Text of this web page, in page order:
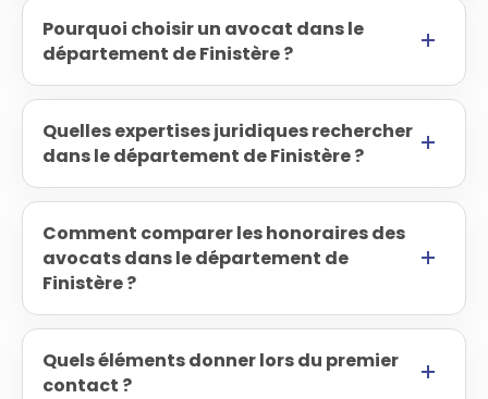
Pourquoi choisir un avocat dans le
département de Finistère ?
Quelles expertises juridiques rechercher
dans le département de Finistère ?
Comment comparer les honoraires des
avocats dans le département de
Finistère ?
Quels éléments donner lors du premier
contact ?